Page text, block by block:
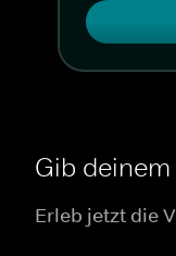
Gib
Erleb jetzt die